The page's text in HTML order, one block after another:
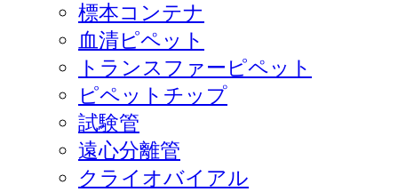
標本コンテナ
血清ピペット
トランスファーピペット
ピペットチップ
試験管
遠心分離管
クライオバイアル